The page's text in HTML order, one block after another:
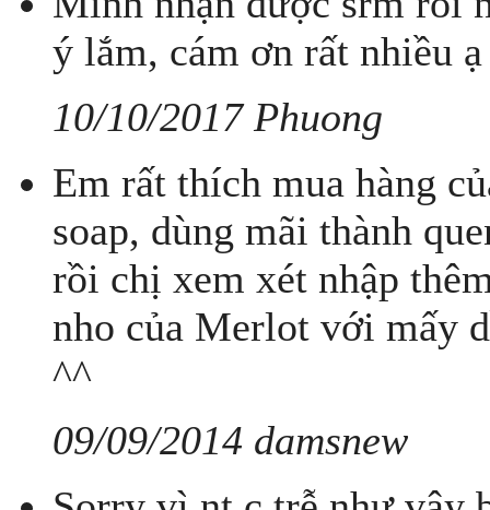
ý lắm, cám ơn rất nhiều ạ
10/10/2017 Phuong
Em rất thích mua hàng
soap, dùng mãi thành
rồi chị xem xét nhập
nho của Merlot với mấy
^^
09/09/2014 damsnew